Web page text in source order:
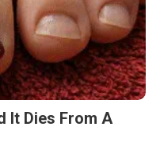
It Dies From A